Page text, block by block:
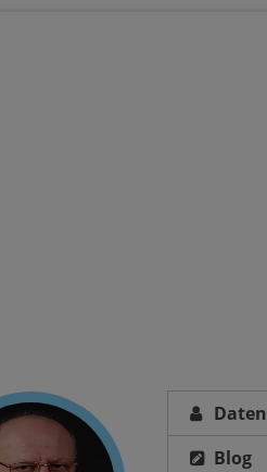
Daten
Blog